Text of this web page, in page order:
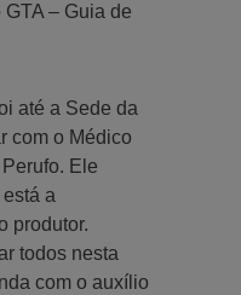
– Guia de
até a Sede da
com o Médico
Ele
a
produtor.
todos nesta
com o auxílio